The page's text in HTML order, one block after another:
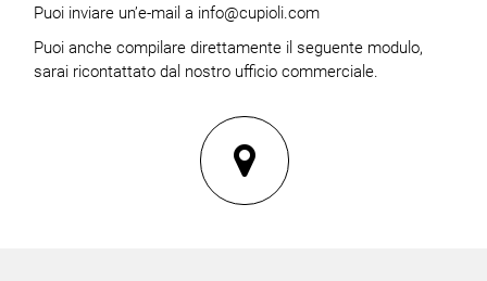
Puoi inviare un’e-mail a info@cupioli.com
Puoi anche compilare direttamente il seguente modulo,
sarai ricontattato dal nostro ufficio commerciale.
